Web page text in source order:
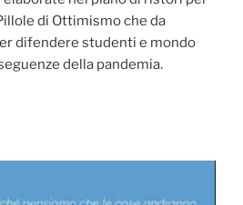
di Ottimismo che da
difendere studenti e mondo
della pandemia.